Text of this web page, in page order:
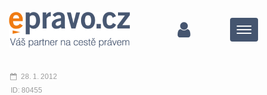
Menu
28. 1. 2012
ID: 80455